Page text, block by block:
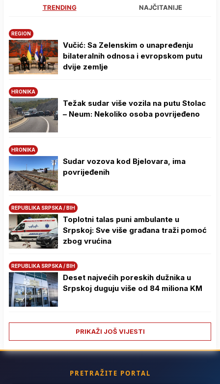
TRENDING NAJČITANIJE
REGION
Vučić: Sa Zelenskim o unapređenju
bilateralnih odnosa i evropskom putu
dvije zemlje
HRONIKA
Težak sudar više vozila na putu Stolac
– Neum: Nekoliko osoba povrijeđeno
HRONIKA
Sudar vozova kod Bjelovara, ima
povrijeđenih
REPUBLIKA SRPSKA / BIH
Toplotni talas puni ambulante u
Srpskoj: Sve više građana traži pomoć
zbog vrućina
REPUBLIKA SRPSKA / BIH
Deset najvećih poreskih dužnika u
Srpskoj duguju više od 84 miliona KM
PRIKAŽI JOŠ VIJESTI
PRETRAŽITE PORTAL